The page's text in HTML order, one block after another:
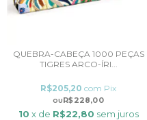
QUEBRA-CABEÇA 1000 PEÇAS
TIGRES ARCO-ÍRI...
R$228,00
R$205,20 com Pix
10 x de R$22,80 sem juros